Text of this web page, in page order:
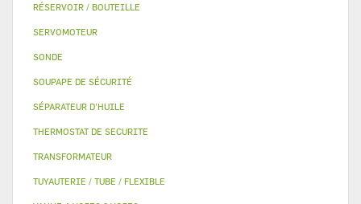
RÉSERVOIR / BOUTEILLE
SERVOMOTEUR
SONDE
SOUPAPE DE SÉCURITÉ
SÉPARATEUR D'HUILE
THERMOSTAT DE SECURITE
TRANSFORMATEUR
TUYAUTERIE / TUBE / FLEXIBLE